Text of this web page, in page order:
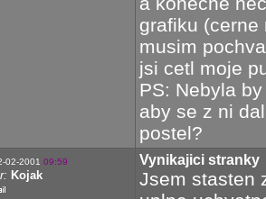
grafiku (cerne
musim
jsi cetl moje
PS: Nebyla
aby se z ni
postel?
02-2001 09:59
Kojak
Vynikajici stranky
Jsem stasten